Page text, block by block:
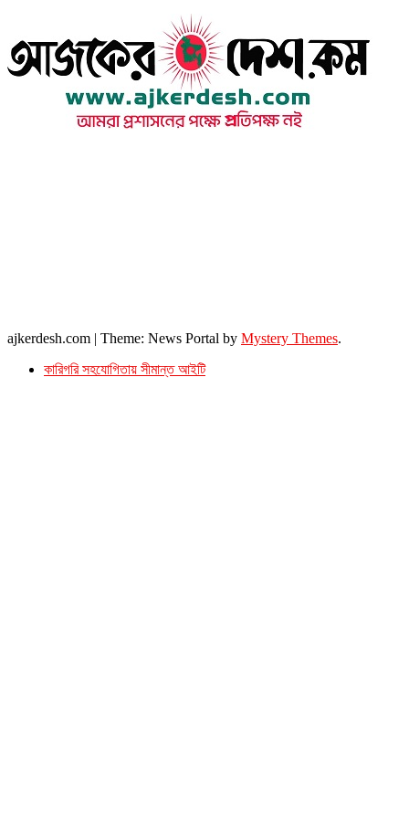
ajkerdesh.com | Theme: News Portal by Mystery Themes.
কারিগরি সহযোগিতায় সীমান্ত আইটি